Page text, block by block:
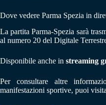
Dove vedere Parma Spezia in
La partita Parma-Spezia sarà
al numero 20 del Digitale
Disponibile anche in streaming
Per consultare altre
manifestazioni sportive, puoi